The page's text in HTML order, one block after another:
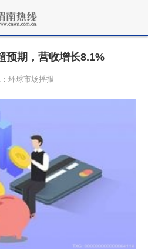
预期，营收增长8.1%
环球市场播报